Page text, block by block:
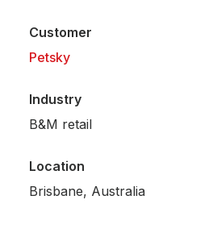
Customer
Petsky
Industry
B&M retail
Location
Brisbane, Australia